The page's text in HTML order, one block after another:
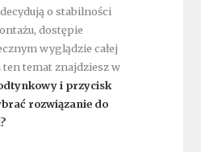
o stabilności
dostępie
wyglądzie całej
ten temat znajdziesz w
i przycisk
rozwiązanie do